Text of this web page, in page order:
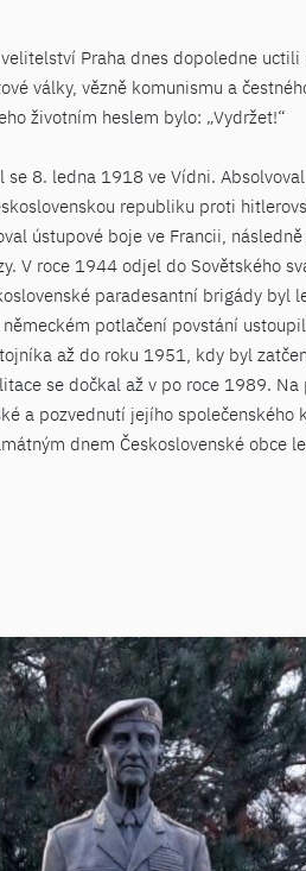
Praha dnes dopoledne
války, vězně komunismu a
životním heslem bylo: „Vydržet!“
8. ledna 1918 ve Vídni.
republiku proti
ústupové boje ve Francii,
V roce 1944 odjel do Sovětského
paradesantní brigády byl
potlačení povstání
až do roku 1951, kdy byl
se dočkal až v po roce 1989.
a pozvednutí jejího
dnem Československé obce